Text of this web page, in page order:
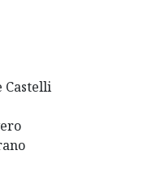
Castelli